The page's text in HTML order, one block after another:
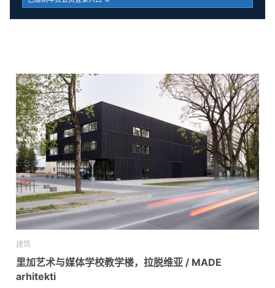
建筑
里加艺术与媒体学校教学楼，拉脱维亚 / MADE
arhitekti